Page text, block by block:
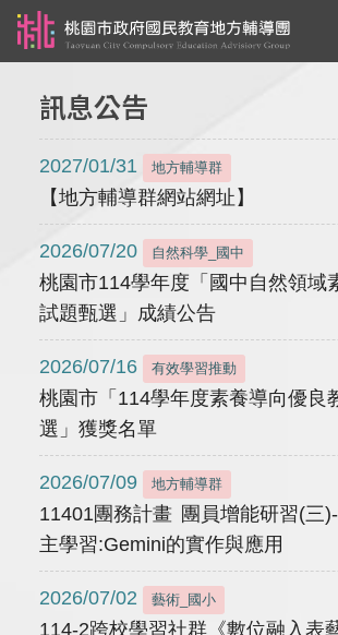
訊息公告
2027/01/31 地方輔導群
【地方輔導群網站網址】
2026/07/20 自然科學_國中
桃園市114學年度「國中自然領域
試題甄選」成績公告
2026/07/16 有效學習推動
桃園市「114學年度素養導向優良
選」獲獎名單
2026/07/09 地方輔導群
11401團務計畫 團員增能研習(三
主學習:Gemini的實作與應用
2026/07/02 藝術_國小
114-2跨校學習社群《數位融入表